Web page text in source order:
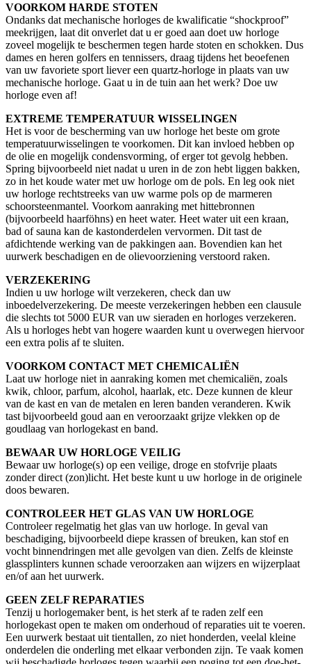
VOORKOM HARDE STOTEN
Ondanks dat mechanische horloges de kwalificatie “shockproof”
meekrijgen, laat dit onverlet dat u er goed aan doet uw horloge
zoveel mogelijk te beschermen tegen harde stoten en schokken. Dus
dames en heren golfers en tennissers, draag tijdens het beoefenen
van uw favoriete sport liever een quartz-horloge in plaats van uw
mechanische horloge. Gaat u in de tuin aan het werk? Doe uw
horloge even af!
EXTREME TEMPERATUUR WISSELINGEN
Het is voor de bescherming van uw horloge het beste om grote
temperatuurwisselingen te voorkomen. Dit kan invloed hebben op
de olie en mogelijk condensvorming, of erger tot gevolg hebben.
Spring bijvoorbeeld niet nadat u uren in de zon hebt liggen bakken,
zo in het koude water met uw horloge om de pols. En leg ook niet
uw horloge rechtstreeks van uw warme pols op de marmeren
schoorsteenmantel. Voorkom aanraking met hittebronnen
(bijvoorbeeld haarföhns) en heet water. Heet water uit een kraan,
bad of sauna kan de kastonderdelen vervormen. Dit tast de
afdichtende werking van de pakkingen aan. Bovendien kan het
uurwerk beschadigen en de olievoorziening verstoord raken.
VERZEKERING
Indien u uw horloge wilt verzekeren, check dan uw
inboedelverzekering. De meeste verzekeringen hebben een clausule
die slechts tot 5000 EUR van uw sieraden en horloges verzekeren.
Als u horloges hebt van hogere waarden kunt u overwegen hiervoor
een extra polis af te sluiten.
VOORKOM CONTACT MET CHEMICALIËN
Laat uw horloge niet in aanraking komen met chemicaliën, zoals
kwik, chloor, parfum, alcohol, haarlak, etc. Deze kunnen de kleur
van de kast en van de metalen en leren banden veranderen. Kwik
tast bijvoorbeeld goud aan en veroorzaakt grijze vlekken op de
goudlaag van horlogekast en band.
BEWAAR UW HORLOGE VEILIG
Bewaar uw horloge(s) op een veilige, droge en stofvrije plaats
zonder direct (zon)licht. Het beste kunt u uw horloge in de originele
doos bewaren.
CONTROLEER HET GLAS VAN UW HORLOGE
Controleer regelmatig het glas van uw horloge. In geval van
beschadiging, bijvoorbeeld diepe krassen of breuken, kan stof en
vocht binnendringen met alle gevolgen van dien. Zelfs de kleinste
glassplinters kunnen schade veroorzaken aan wijzers en wijzerplaat
en/of aan het uurwerk.
GEEN ZELF REPARATIES
Tenzij u horlogemaker bent, is het sterk af te raden zelf een
horlogekast open te maken om onderhoud of reparaties uit te voeren.
Een uurwerk bestaat uit tientallen, zo niet honderden, veelal kleine
onderdelen die onderling met elkaar verbonden zijn. Te vaak komen